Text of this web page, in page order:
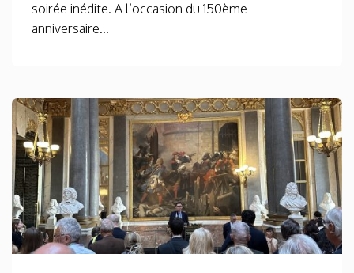
soirée inédite. A l’occasion du 150ème
anniversaire...